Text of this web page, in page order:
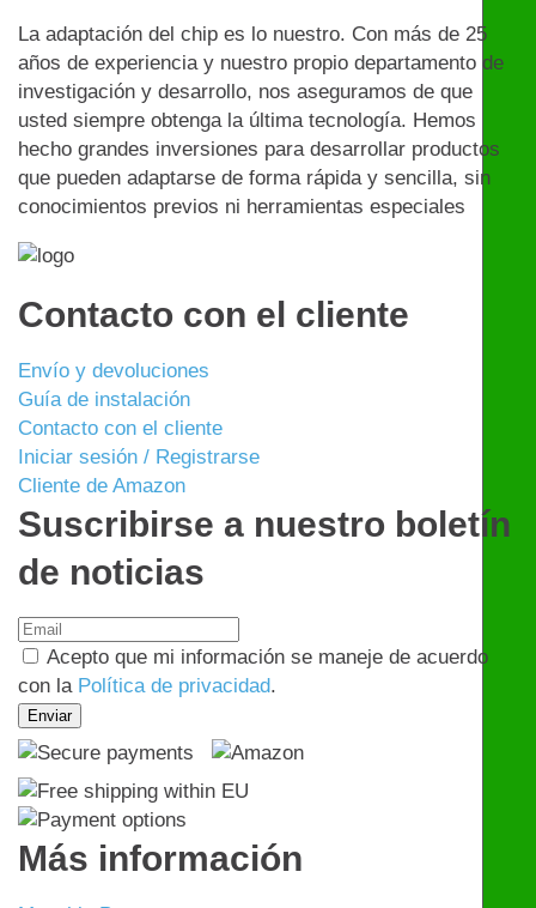
La adaptación del chip es lo nuestro. Con más de 25
años de experiencia y nuestro propio departamento de
investigación y desarrollo, nos aseguramos de que
usted siempre obtenga la última tecnología. Hemos
hecho grandes inversiones para desarrollar productos
que pueden adaptarse de forma rápida y sencilla, sin
conocimientos previos ni herramientas especiales
Contacto con el cliente
Envío y devoluciones
Guía de instalación
Contacto con el cliente
Iniciar sesión / Registrarse
Cliente de Amazon
Suscribirse a nuestro boletín
de noticias
Acepto que mi información se maneje de acuerdo
con la Política de privacidad.
Más información